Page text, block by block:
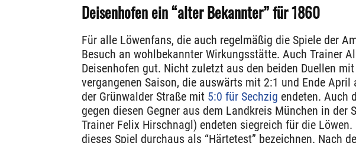
Deisenhofen ein “alter Bekannter” für 1860
Für alle Löwenfans, die auch regelmäßig die Spiele der
Besuch an wohlbekannter Wirkungsstätte. Auch Trainer
Deisenhofen gut. Nicht zuletzt aus den beiden Duellen
vergangenen Saison, die auswärts mit 2:1 und Ende
der Grünwalder Straße mit 5:0 für Sechzig endeten. Auch
gegen diesen Gegner aus dem Landkreis München in der
Trainer Felix Hirschnagl) endeten siegreich für die
dieses Spiel durchaus als “Härtetest” bezeichnen. Nach